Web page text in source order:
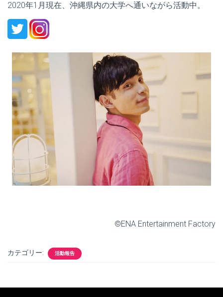
2020年1月現在、沖縄県内の大学へ通いながら活動中。
©ENA Entertainment Factory
カテゴリー: 活動報告